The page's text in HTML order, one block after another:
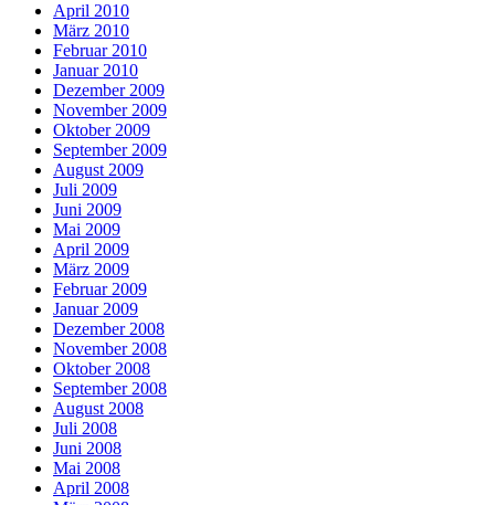
April 2010
März 2010
Februar 2010
Januar 2010
Dezember 2009
November 2009
Oktober 2009
September 2009
August 2009
Juli 2009
Juni 2009
Mai 2009
April 2009
März 2009
Februar 2009
Januar 2009
Dezember 2008
November 2008
Oktober 2008
September 2008
August 2008
Juli 2008
Juni 2008
Mai 2008
April 2008